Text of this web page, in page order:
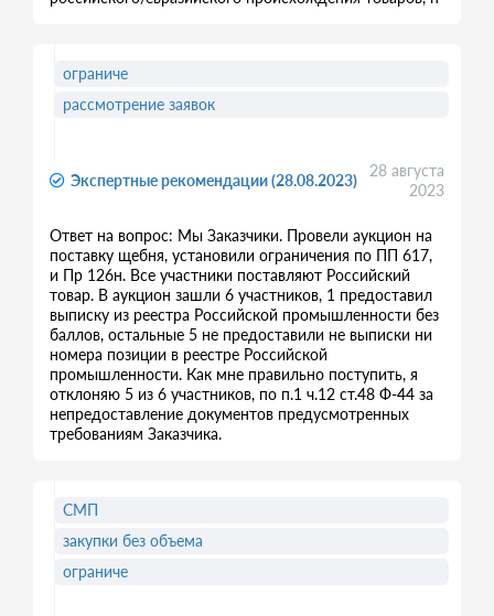
Экспертные рекомендации (28.08.2023)
28 августа
2023
Ответ на вопрос: Мы Заказчики. Провели аукцион на
поставку щебня, установили ограничения по ПП 617,
и Пр 126н. Все участники поставляют Российский
товар. В аукцион зашли 6 участников, 1 предоставил
выписку из реестра Российской промышленности без
баллов, остальные 5 не предоставили не выписки ни
номера позиции в реестре Российской
промышленности. Как мне правильно поступить, я
отклоняю 5 из 6 участников, по п.1 ч.12 ст.48 Ф-44 за
непредоставление документов предусмотренных
требованиям Заказчика.
ограниче
рассмотрение заявок
СМП
закупки без объема
ограниче